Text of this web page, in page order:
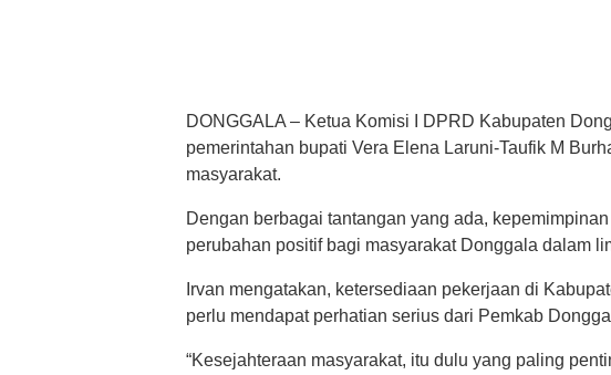
DONGGALA – Ketua Komisi I DPRD Kabupaten
pemerintahan bupati Vera Elena Laruni-Taufik M
masyarakat.
Dengan berbagai tantangan yang ada,
perubahan positif bagi masyarakat Donggala dalam
Irvan mengatakan, ketersediaan pekerjaan di
perlu mendapat perhatian serius dari Pemkab
“Kesejahteraan masyarakat, itu dulu yang paling